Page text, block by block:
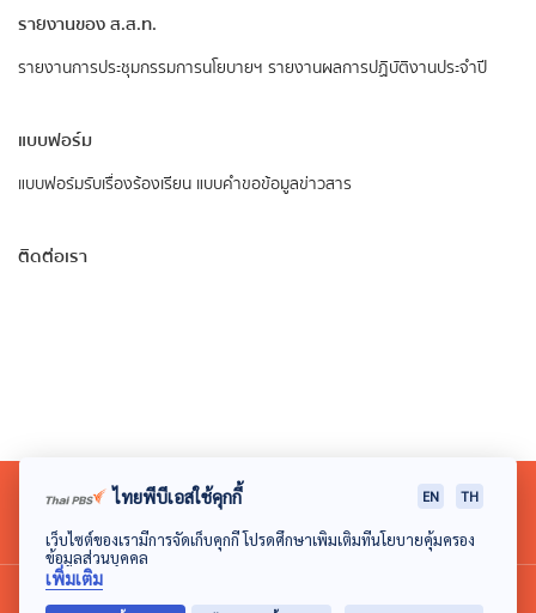
รายงานของ ส.ส.ท.
รายงานการประชุมกรรมการนโยบายฯ รายงานผลการปฏิบัติงานประจำปี
แบบฟอร์ม
แบบฟอร์มรับเรื่องร้องเรียน แบบคำขอข้อมูลข่าวสาร
ติดต่อเรา
© 2018 องค์การกระจายเสียงและแพร่ภาพสาธารณะแห่ง
ไทยพีบีเอสใช้คุกกี้ EN TH
เว็บไซต์ของเรามีการจัดเก็บคุกกี้ โปรดศึกษาเพิ่มเติมที่นโยบายคุ้มครอง
ข้อมูลส่วนบุคคล
เพิ่มเติม